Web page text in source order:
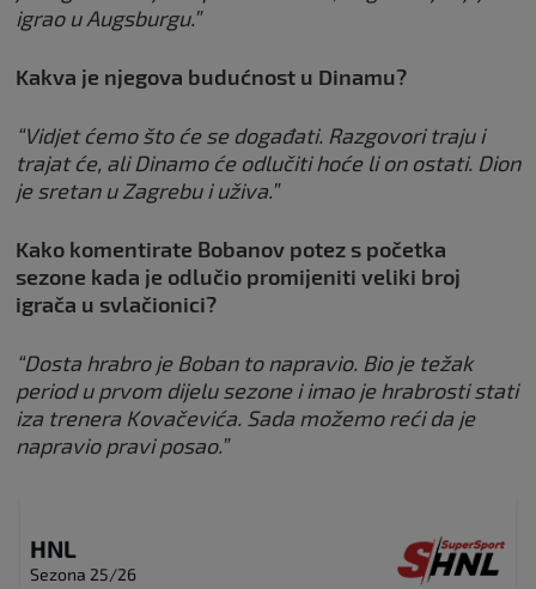
igrao u Augsburgu.”
Kakva je njegova budućnost u Dinamu?
“Vidjet ćemo što će se događati. Razgovori traju i
trajat će, ali Dinamo će odlučiti hoće li on ostati. Dion
je sretan u Zagrebu i uživa.”
Kako komentirate Bobanov potez s početka
sezone kada je odlučio promijeniti veliki broj
igrača u svlačionici?
“Dosta hrabro je Boban to napravio. Bio je težak
period u prvom dijelu sezone i imao je hrabrosti stati
iza trenera Kovačevića. Sada možemo reći da je
napravio pravi posao.”
HNL
Sezona 25/26